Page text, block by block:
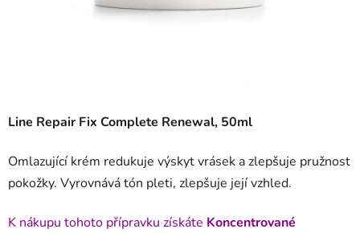
Line Repair Fix Complete Renewal, 50ml
Omlazující krém redukuje výskyt vrásek a zlepšuje pružnost
pokožky. Vyrovnává tón pleti, zlepšuje její vzhled.
K nákupu tohoto přípravku získáte Koncentrované